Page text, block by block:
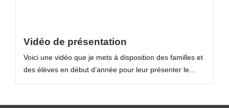
Vidéo de présentation
Voici une vidéo que je mets à disposition des familles et
des élèves en début d’année pour leur présenter le...